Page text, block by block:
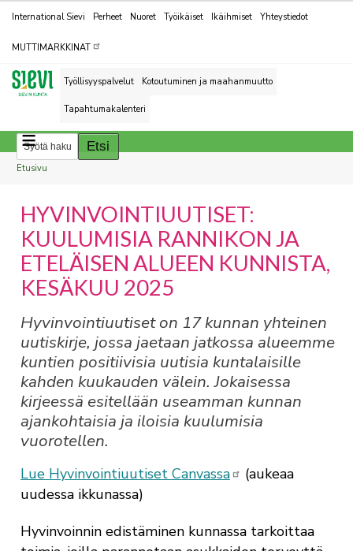
Kohderyhmät
International Sievi Perheet Nuoret Työikäiset Ikäihmiset Yhteystiedot
MUTTIMARKKINAT
Työllisyyspalvelut Kotoutuminen ja maahanmuutto
Tapahtumakalenteri
Breadcrumbs
You
here:
Etusivu
HYVINVOINTIUUTISET:
KUULUMISIA RANNIKON JA
ETELÄISEN ALUEEN KUNNISTA,
KESÄKUU 2025
Hyvinvointiuutiset on 17 kunnan yhteinen
uutiskirje, jossa jaetaan jatkossa alueemme
kuntien positiivisia uutisia kuntalaisille
kahden kuukauden välein. Jokaisessa
kirjeessä esitellään useamman kunnan
ajankohtaisia ja iloisia kuulumisia
vuorotellen.
Lue Hyvinvointiuutiset Canvassa
(aukeaa
uudessa ikkunassa)
Hyvinvoinnin edistäminen kunnassa tarkoittaa